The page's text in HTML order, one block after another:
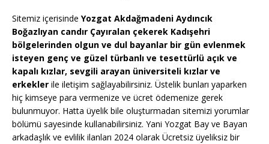
Sitemiz içerisinde Yozgat Akdağmadeni Aydıncık
Boğazlıyan candır Çayıralan çekerek Kadışehri
bölgelerinden olgun ve dul bayanlar bir gün evlenmek
isteyen genç ve güzel türbanlı ve tesettürlü açık ve
kapalı kızlar, sevgili arayan üniversiteli kızlar ve
erkekler ile iletişim sağlayabilirsiniz. Üstelik bunları yaparken
hiç kimseye para vermenize ve ücret ödemenize gerek
bulunmuyor. Hatta üyelik bile oluşturmadan sitemizi yorumlar
bölümü sayesinde kullanabilirsiniz. Yani Yozgat Bay ve Bayan
arkadaşlık ve evlilik ilanları 2024 olarak Ücretsiz üyeliksiz bir